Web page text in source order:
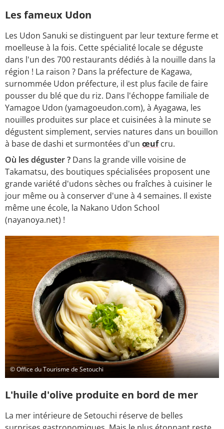
Les fameux Udon
Les Udon Sanuki se distinguent par leur texture ferme et
moelleuse à la fois. Cette spécialité locale se déguste
dans l'un des 700 restaurants dédiés à la nouille dans la
région ! La raison ? Dans la préfecture de Kagawa,
surnommée Udon préfecture, il est plus facile de faire
pousser du blé que du riz. Dans l'échoppe familiale de
Yamagoe Udon (yamagoeudon.com), à Ayagawa, les
nouilles produites sur place et cuisinées à la minute se
dégustent simplement, servies natures dans un bouillon
à base de dashi et surmontées d'un œufcru.
Où les déguster ? Dans la grande ville voisine de
Takamatsu, des boutiques spécialisées proposent une
grande variété d'udons sèches ou fraîches à cuisiner le
jour même ou à conserver d'une à 4 semaines. Il existe
même une école, la Nakano Udon School
(nayanoya.net) !
© Office du Tourisme de Setouchi
L'huile d'olive produite en bord de mer
La mer intérieure de Setouchi réserve de belles